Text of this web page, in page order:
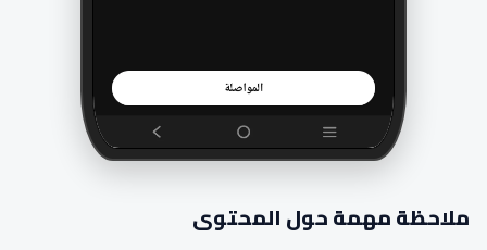
ملاحظة مهمة حول المحتوى